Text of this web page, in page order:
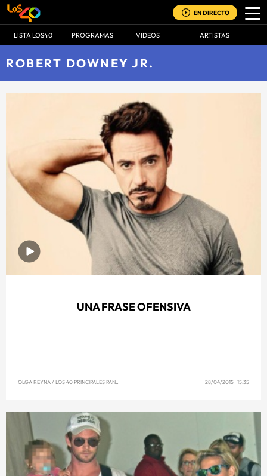
EN DIRECTO
LISTA LOS40 PROGRAMAS VIDEOS ARTISTAS
ROBERT DOWNEY JR.
UNA FRASE OFENSIVA
OLGA REYNA/ LOS 40 PRINCIPALES PANAMÁ 28/04/2015 15:35